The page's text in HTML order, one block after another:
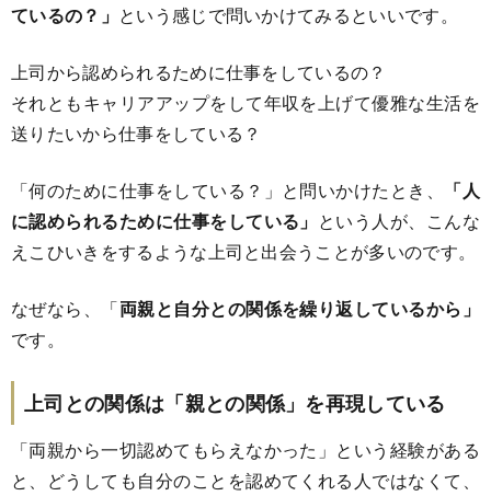
ているの？」 という感じで問いかけてみるといいです。
上司から認められるために仕事をしているの？
それともキャリアアップをして年収を上げて優雅な生活を
送りたいから仕事をしている？
「何のために仕事をしている？」と問いかけたとき、
「人
に認められるために仕事をしている」 という人が、こんな
えこひいきをするような上司と出会うことが多いのです。
なぜなら、「両親と自分との関係を繰り返しているから」
です。
上司との関係は「親との関係」を再現している
「両親から一切認めてもらえなかった」という経験がある
と、どうしても自分のことを認めてくれる人ではなくて、